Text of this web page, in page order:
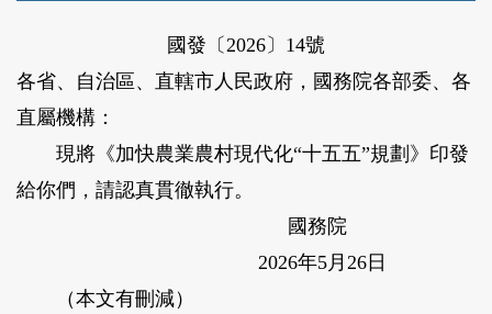
國發〔2026〕14號
各省、自治區、直轄市人民政府，國務院各部委、各
直屬機構：
現將《加快農業農村現代化“十五五”規劃》印發
給你們，請認真貫徹執行。
國務院
2026年5月26日
（本文有刪減）